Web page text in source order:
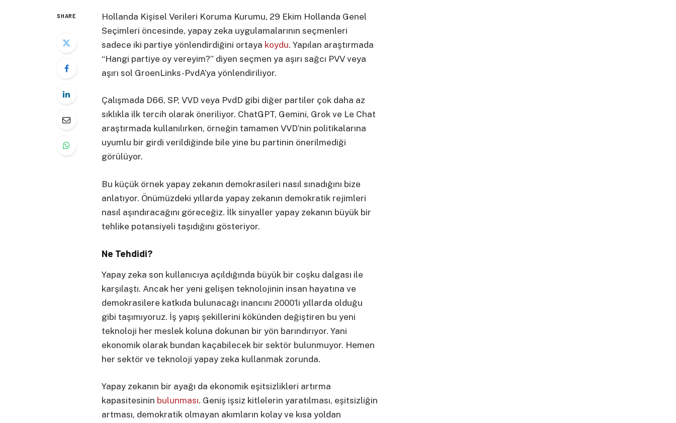
SHARE
Hollanda Kişisel Verileri Koruma Kurumu, 29 Ekim Hollanda Genel
Seçimleri öncesinde, yapay zeka uygulamalarının seçmenleri
sadece iki partiye yönlendirdiğini ortaya koydu. Yapılan araştırmada
“Hangi partiye oy vereyim?” diyen seçmen ya aşırı sağcı PVV veya
aşırı sol GroenLinks-PvdA’ya yönlendiriliyor.
Çalışmada D66, SP, VVD veya PvdD gibi diğer partiler çok daha az
sıklıkla ilk tercih olarak öneriliyor. ChatGPT, Gemini, Grok ve Le Chat
araştırmada kullanılırken, örneğin tamamen VVD’nin politikalarına
uyumlu bir girdi verildiğinde bile yine bu partinin önerilmediği
görülüyor.
Bu küçük örnek yapay zekanın demokrasileri nasıl sınadığını bize
anlatıyor. Önümüzdeki yıllarda yapay zekanın demokratik rejimleri
nasıl aşındıracağını göreceğiz. İlk sinyaller yapay zekanın büyük bir
tehlike potansiyeli taşıdığını gösteriyor.
Ne Tehdidi?
Yapay zeka son kullanıcıya açıldığında büyük bir coşku dalgası ile
karşılaştı. Ancak her yeni gelişen teknolojinin insan hayatına ve
demokrasilere katkıda bulunacağı inancını 2000’li yıllarda olduğu
gibi taşımıyoruz. İş yapış şekillerini kökünden değiştiren bu yeni
teknoloji her meslek koluna dokunan bir yön barındırıyor. Yani
ekonomik olarak bundan kaçabilecek bir sektör bulunmuyor. Hemen
her sektör ve teknoloji yapay zeka kullanmak zorunda.
Yapay zekanın bir ayağı da ekonomik eşitsizlikleri artırma
kapasitesinin bulunması. Geniş işsiz kitlelerin yaratılması, eşitsizliğin
artması, demokratik olmayan akımların kolay ve kısa yoldan